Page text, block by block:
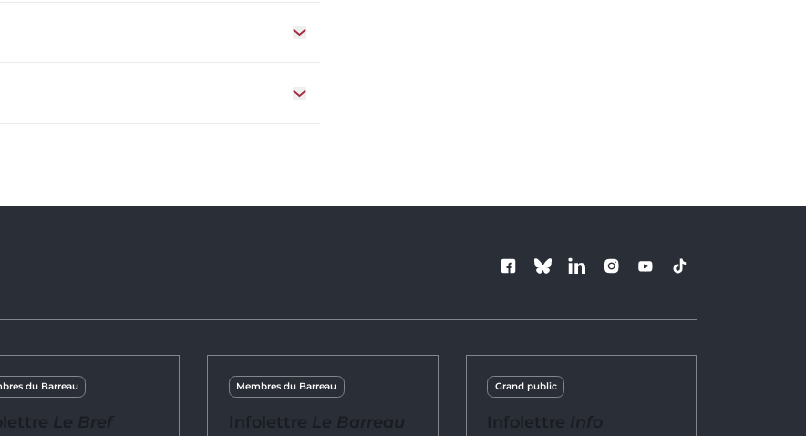
Ouvrir le tiroir Juillet 2024
Ouvrir le tiroir Juin 2024
du Barreau Membres du Barreau Grand public